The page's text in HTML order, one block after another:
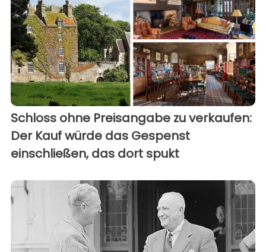
Schloss ohne Preisangabe zu verkaufen:
Der Kauf würde das Gespenst
einschließen, das dort spukt